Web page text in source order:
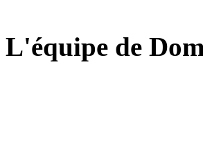
L'équipe de